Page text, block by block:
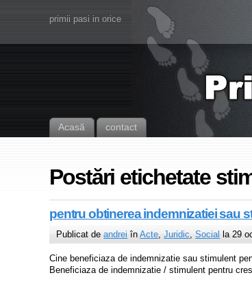
primii pasi in orice
Acasă contact
Postări etichetate
pentru obtinerea indemnizatiei sau
Publicat deandrei înActe ,Juridic ,Social la 29
Cine beneficiaza de indemnizatie sau stimulent
Beneficiaza de indemnizatie / stimulent pentru